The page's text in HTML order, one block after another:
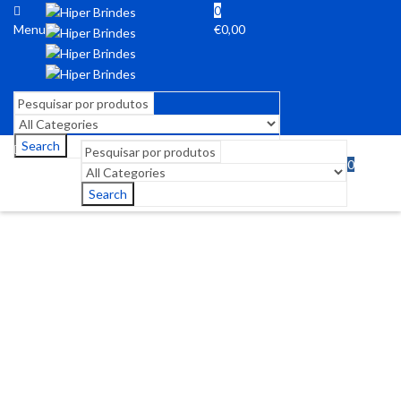
Menu
0
€0,00
Search
Search
0